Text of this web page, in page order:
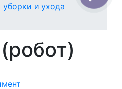
уборки и ухода